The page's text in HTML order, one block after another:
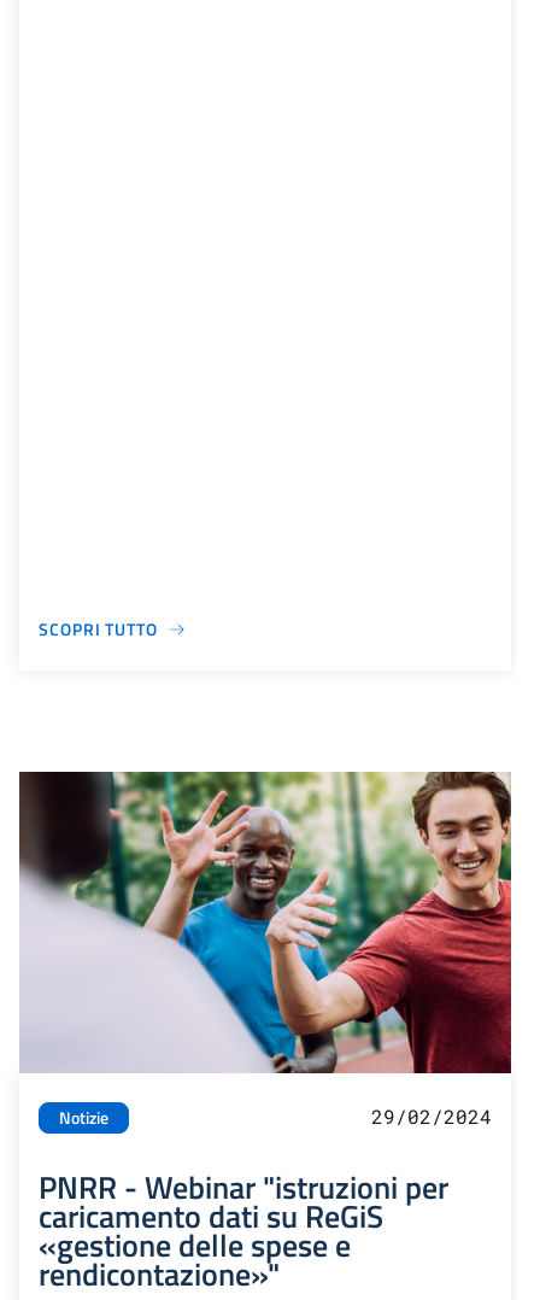
SCOPRI TUTTO
Notizie 29/02/2024
PNRR - Webinar "istruzioni per
caricamento dati su ReGiS
«gestione delle spese e
rendicontazione»"